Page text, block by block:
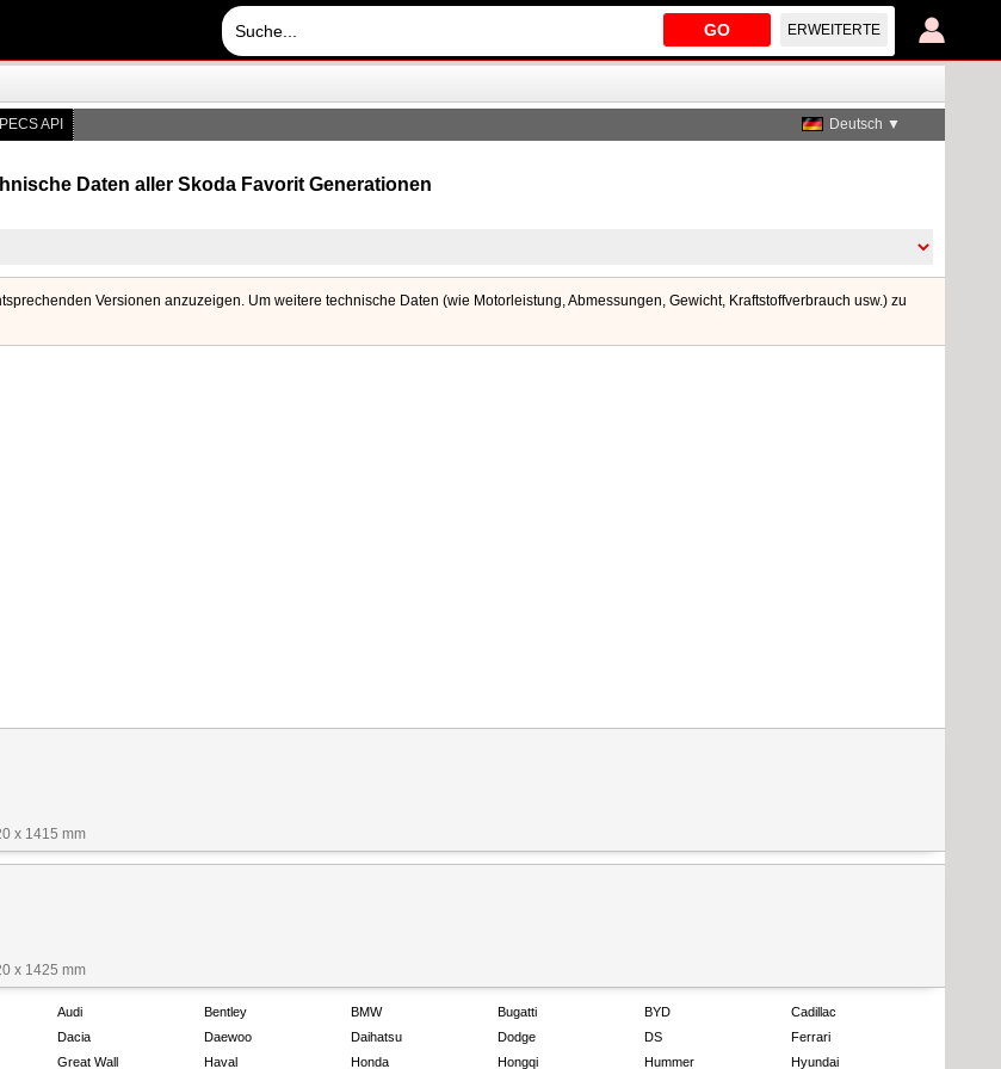
GO ERWEITERTE
API Deutsch ▼
Daten aller Skoda Favorit Generationen
Versionen anzuzeigen. Um weitere technische Daten (wie Motorleistung, Abmessungen, Gewicht, Kraftstoffverbrauch usw.) zu
x 1415 mm
x 1425 mm
Audi Bentley BMW Bugatti BYD
Cadillac
Dacia Daewoo Daihatsu Dodge DS
Ferrari
Great Wall Haval Honda Hongqi Hummer Hyundai